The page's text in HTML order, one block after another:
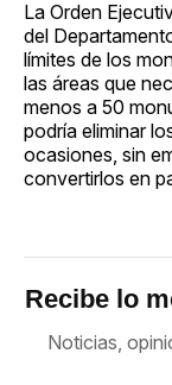
La Orden
del
límites de los
las áreas que
menos a 50
podría eliminar
ocasiones, sin
convertirlos en
Recibe lo
Noticias,